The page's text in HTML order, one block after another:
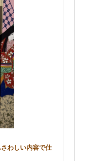
わしい内容で仕